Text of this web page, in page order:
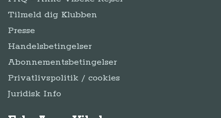
Tilmeld dig Klubben
Presse
Handelsbetingelser
Abonnementsbetingelser
Privatlivspolitik / cookies
Juridisk Info